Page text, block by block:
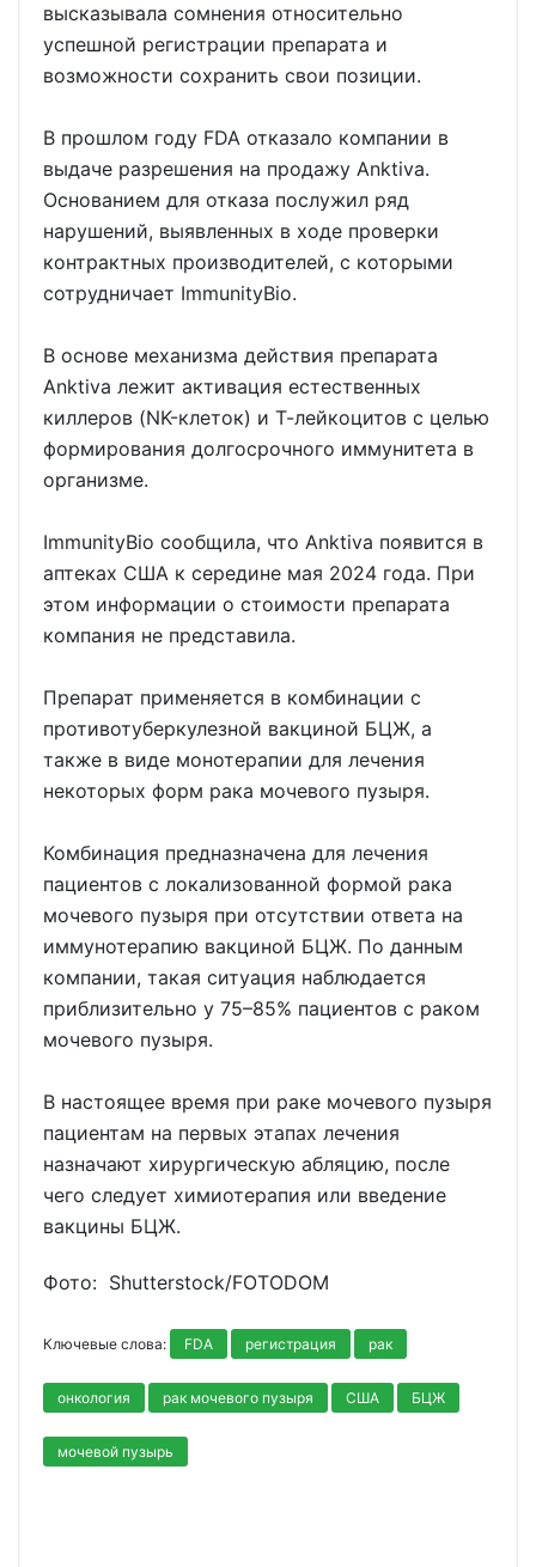
высказывала сомнения относительно
успешной регистрации препарата и
возможности сохранить свои позиции.
В прошлом году FDA отказало компании в
выдаче разрешения на продажу Anktiva.
Основанием для отказа послужил ряд
нарушений, выявленных в ходе проверки
контрактных производителей, с которыми
сотрудничает ImmunityBio.
В основе механизма действия препарата
Anktiva лежит активация естественных
киллеров (NK-клеток) и Т-лейкоцитов с целью
формирования долгосрочного иммунитета в
организме.
ImmunityBio сообщила, что Anktiva появится в
аптеках США к середине мая 2024 года. При
этом информации о стоимости препарата
компания не представила.
Препарат применяется в комбинации с
противотуберкулезной вакциной БЦЖ, а
также в виде монотерапии для лечения
некоторых форм рака мочевого пузыря.
Комбинация предназначена для лечения
пациентов с локализованной формой рака
мочевого пузыря при отсутствии ответа на
иммунотерапию вакциной БЦЖ. По данным
компании, такая ситуация наблюдается
приблизительно у 75–85% пациентов с раком
мочевого пузыря.
В настоящее время при раке мочевого пузыря
пациентам на первых этапах лечения
назначают хирургическую абляцию, после
чего следует химиотерапия или введение
вакцины БЦЖ.
Фото: Shutterstoсk/FOTODOM
Ключевые слова: FDA регистрация рак
онкология рак мочевого пузыря США БЦЖ
мочевой пузырь